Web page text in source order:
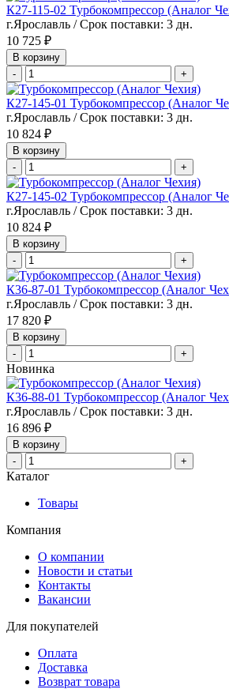
К27-115-02 Турбокомпрессор (Аналог
г.Ярославль / Срок поставки: 3 дн.
10 725 ₽
В корзину
-
+
К27-145-01 Турбокомпрессор (Аналог
г.Ярославль / Срок поставки: 3 дн.
10 824 ₽
В корзину
-
+
К27-145-02 Турбокомпрессор (Аналог
г.Ярославль / Срок поставки: 3 дн.
10 824 ₽
В корзину
-
+
К36-87-01 Турбокомпрессор (Аналог
г.Ярославль / Срок поставки: 3 дн.
17 820 ₽
В корзину
-
+
Новинка
К36-88-01 Турбокомпрессор (Аналог
г.Ярославль / Срок поставки: 3 дн.
16 896 ₽
В корзину
-
+
Каталог
Товары
Компания
О компании
Новости и статьи
Контакты
Вакансии
Для покупателей
Оплата
Доставка
Возврат товара